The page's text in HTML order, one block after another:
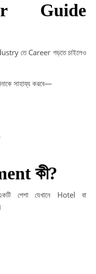
Guide
তে Career গড়তে চাইলেও
সাহায্য করবে—
কী?
পেশা যেখানে Hotel বা